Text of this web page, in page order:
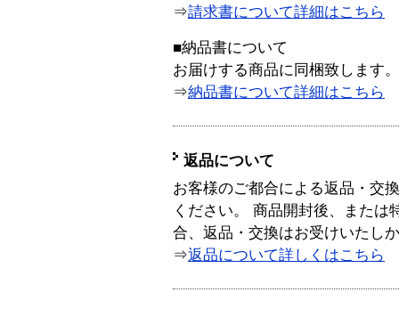
⇒請求書について詳細はこちら
■納品書について
お届けする商品に同梱致します。
⇒納品書について詳細はこちら
返品について
お客様のご都合による返品・交
ください。 商品開封後、または
合、返品・交換はお受けいたし
⇒返品について詳しくはこちら